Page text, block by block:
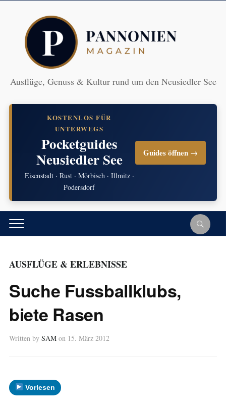
Ausflüge, Genuss & Kultur rund um den Neusiedler See
KOSTENLOS FÜR
UNTERWEGS
Pocketguides
Neusiedler See
Eisenstadt · Rust · Mörbisch · Illmitz ·
Podersdorf
Guides öffnen →
AUSFLÜGE & ERLEBNISSE
Suche Fussballklubs,
biete Rasen
Written by SAM on 15. März 2012
Vorlesen